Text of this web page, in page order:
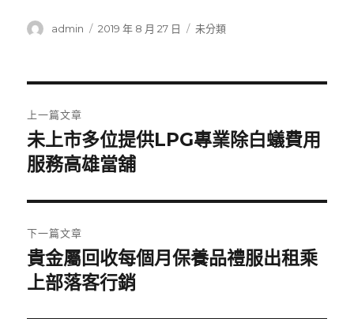
作
admin
發
2019 年 8 月 27 日
分
未分類
章
導
覽
上一篇文章
上
一
文
章:
未上市多位提供LPG專業除白蟻費用
服務高雄當舖
下一篇文章
下
一
貴金屬回收每個月保養品禮服出租乘
上部落客行銷